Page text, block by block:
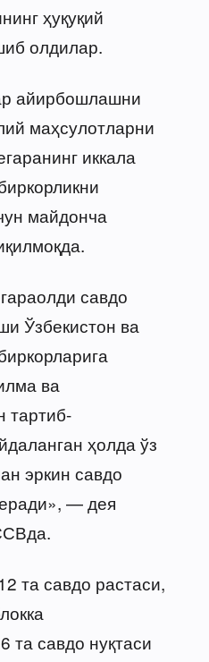
ҳуқуқий
олдилар.
айирбошлашни
маҳсулотларни
иккала
майдонча
савдо
Ўзбекистон ва
ва
тартиб-
ҳолда ўз
эркин савдо
— дея
та савдо растаси,
та савдо нуқтаси